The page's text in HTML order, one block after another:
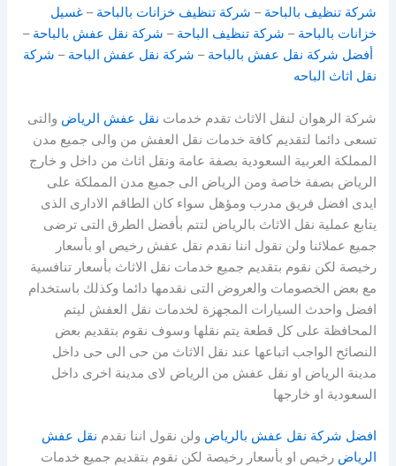
شركة تنظيف بالباحة – شركة تنظيف خزانات بالباحة –غسيل
خزانات بالباحة – شركة تنظيف الباحة – شركة نقل عفش بالباحة –
أفضل شركة نقل عفش بالباحة – شركة نقل عفش الباحة – شركة
نقل اثاث الباحه
شركة الرهوان لنقل الاثاث تقدم خدمات نقل عفش الرياض والتى
تسعى دائما لتقديم كافة خدمات نقل العفش من والى جميع مدن
المملكة العربية السعودية بصفة عامة ونقل اثاث من داخل و خارج
الرياض بصفة خاصة ومن الرياض الى جميع مدن المملكة على
ايدى افضل فريق مدرب ومؤهل سواء كان الطاقم الادارى الذى
يتابع عملية نقل الاثاث بالرياض لتتم بأفضل الطرق التى ترضى
جميع عملائنا ولن نقول اننا نقدم نقل عفش رخيص او بأسعار
رخيصة لكن نقوم بتقديم جميع خدمات نقل الاثاث بأسعار تنافسية
مع بعض الخصومات والعروض التى نقدمها دائما وكذلك باستخدام
افضل واحدث السيارات المجهزة لخدمات نقل العفش ليتم
المحافظة على كل قطعة يتم نقلها وسوف نقوم بتقديم بعض
النصائح الواجب اتباعها عند نقل الاثاث من حى الى حى داخل
مدينة الرياض او نقل عفش من الرياض لاى مدينة اخرى داخل
السعودية او خارجها
افضل شركة نقل عفش بالرياض ولن نقول اننا نقدم نقل عفش
الرياض رخيص او بأسعار رخيصة لكن نقوم بتقديم جميع خدمات